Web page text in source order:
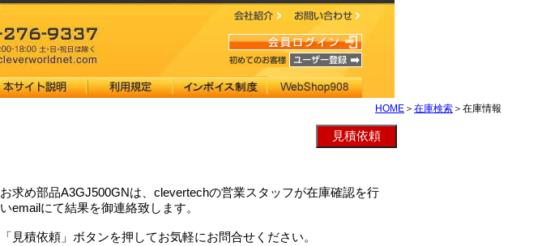
HOME ＞ 在庫検索 ＞在庫情報
お求め部品A3GJ500GNは、clevertechの営業スタッフが在庫確認を行
いemailにて結果を御連絡致します。
「見積依頼」ボタンを押してお気軽にお問合せください。